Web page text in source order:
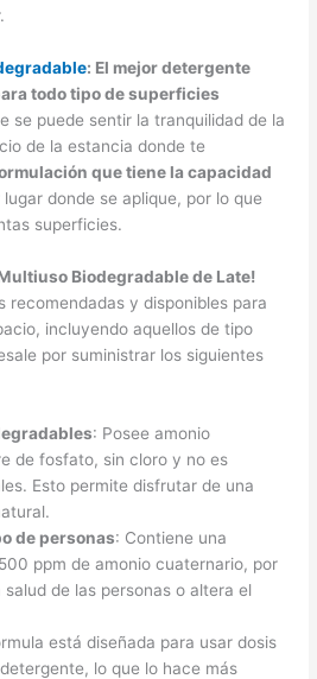
: El mejor detergente
todo tipo de superficies
se puede sentir la tranquilidad de la
de la estancia donde te
que tiene la capacidad
donde se aplique, por lo que
superficies.
Biodegradable de Late!
recomendadas y disponibles para
incluyendo aquellos de tipo
por suministrar los siguientes
: Posee amonio
de fosfato, sin cloro y no es
Esto permite disfrutar de una
de personas: Contiene una
ppm de amonio cuaternario, por
de las personas o altera el
está diseñada para usar dosis
lo que lo hace más